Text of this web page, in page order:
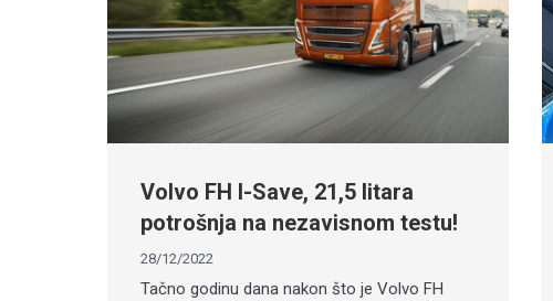
Volvo FH I-Save, 21,5 litara
potrošnja na nezavisnom testu!
28/12/2022
Tačno godinu dana nakon što je Volvo FH